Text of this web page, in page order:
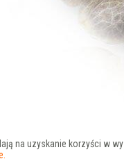
na uzyskanie korzyści w